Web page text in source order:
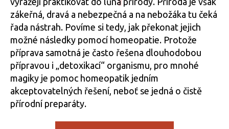
přírodě
zákeřná, dravá a nebezpečná a na nebožáka tu čeká
řada nástrah. Povíme si tedy, jak překonat jejich
možné následky pomocí homeopatie. Protože
příprava samotná je často řešena dlouhodobou
přípravou i „detoxikací“ organismu, pro mnohé
magiky je pomoc homeopatik jedním
akceptovatelných řešení, neboť se jedná o čistě
přírodní preparáty.